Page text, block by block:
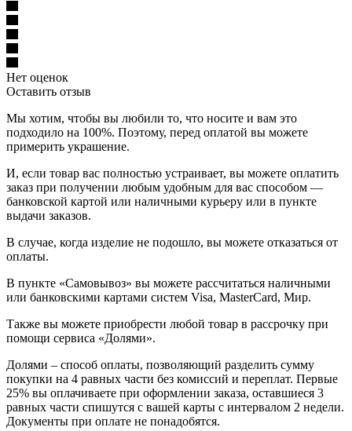
Нет оценок
Оставить отзыв
Мы хотим, чтобы вы любили то, что носите и вам это
подходило на 100%. Поэтому, перед оплатой вы можете
примерить украшение.
И, если товар вас полностью устраивает, вы можете оплатить
заказ при получении любым удобным для вас способом —
банковской картой или наличными курьеру или в пункте
выдачи заказов.
В случае, когда изделие не подошло, вы можете отказаться от
оплаты.
В пункте «Самовывоз» вы можете рассчитаться наличными
или банковскими картами систем Visa, MasterCard, Мир.
Также вы можете приобрести любой товар в рассрочку при
помощи сервиса «Долями».
Долями – способ оплаты, позволяющий разделить сумму
покупки на 4 равных части без комиссий и переплат. Первые
25% вы оплачиваете при оформлении заказа, оставшиеся 3
равных части спишутся с вашей карты с интервалом 2 недели.
Документы при оплате не понадобятся.